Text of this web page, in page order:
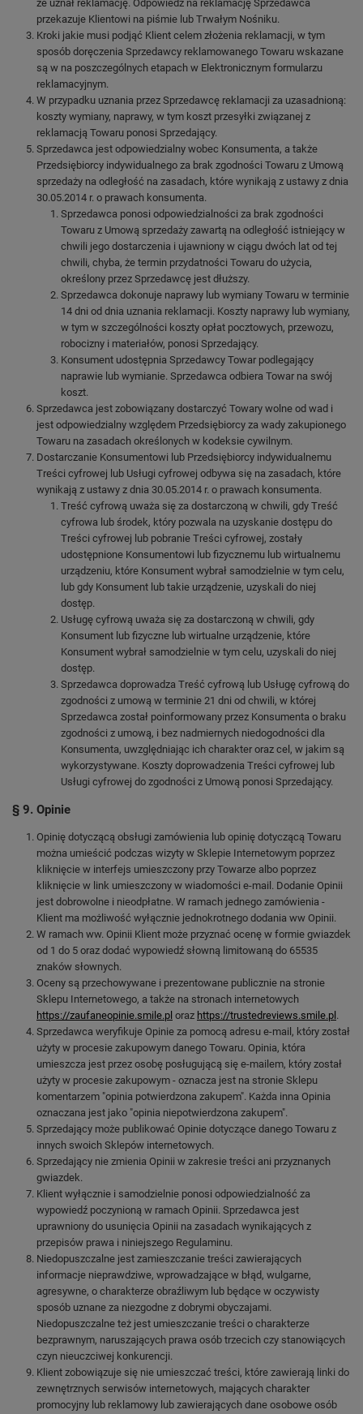
że uznał reklamację. Odpowiedź na reklamację Sprzedawca
przekazuje Klientowi na piśmie lub Trwałym Nośniku.
Kroki jakie musi podjąć Klient celem złożenia reklamacji, w tym
sposób doręczenia Sprzedawcy reklamowanego Towaru wskazane
są w na poszczególnych etapach w Elektronicznym formularzu
reklamacyjnym.
W przypadku uznania przez Sprzedawcę reklamacji za uzasadnioną:
koszty wymiany, naprawy, w tym koszt przesyłki związanej z
reklamacją Towaru ponosi Sprzedający.
Sprzedawca jest odpowiedzialny wobec Konsumenta, a także
Przedsiębiorcy indywidualnego za brak zgodności Towaru z Umową
sprzedaży na odległość na zasadach, które wynikają z ustawy z dnia
30.05.2014 r. o prawach konsumenta.
Sprzedawca ponosi odpowiedzialności za brak zgodności
Towaru z Umową sprzedaży zawartą na odległość istniejący w
chwili jego dostarczenia i ujawniony w ciągu dwóch lat od tej
chwili, chyba, że termin przydatności Towaru do użycia,
określony przez Sprzedawcę jest dłuższy.
Sprzedawca dokonuje naprawy lub wymiany Towaru w terminie
14 dni od dnia uznania reklamacji. Koszty naprawy lub wymiany,
w tym w szczególności koszty opłat pocztowych, przewozu,
robocizny i materiałów, ponosi Sprzedający.
Konsument udostępnia Sprzedawcy Towar podlegający
naprawie lub wymianie. Sprzedawca odbiera Towar na swój
koszt.
Sprzedawca jest zobowiązany dostarczyć Towary wolne od wad i
jest odpowiedzialny względem Przedsiębiorcy za wady zakupionego
Towaru na zasadach określonych w kodeksie cywilnym.
Dostarczanie Konsumentowi lub Przedsiębiorcy indywidualnemu
Treści cyfrowej lub Usługi cyfrowej odbywa się na zasadach, które
wynikają z ustawy z dnia 30.05.2014 r. o prawach konsumenta.
Treść cyfrową uważa się za dostarczoną w chwili, gdy Treść
cyfrowa lub środek, który pozwala na uzyskanie dostępu do
Treści cyfrowej lub pobranie Treści cyfrowej, zostały
udostępnione Konsumentowi lub fizycznemu lub wirtualnemu
urządzeniu, które Konsument wybrał samodzielnie w tym celu,
lub gdy Konsument lub takie urządzenie, uzyskali do niej
dostęp.
Usługę cyfrową uważa się za dostarczoną w chwili, gdy
Konsument lub fizyczne lub wirtualne urządzenie, które
Konsument wybrał samodzielnie w tym celu, uzyskali do niej
dostęp.
Sprzedawca doprowadza Treść cyfrową lub Usługę cyfrową do
zgodności z umową w terminie 21 dni od chwili, w której
Sprzedawca został poinformowany przez Konsumenta o braku
zgodności z umową, i bez nadmiernych niedogodności dla
Konsumenta, uwzględniając ich charakter oraz cel, w jakim są
wykorzystywane. Koszty doprowadzenia Treści cyfrowej lub
Usługi cyfrowej do zgodności z Umową ponosi Sprzedający.
§ 9. Opinie
Opinię dotyczącą obsługi zamówienia lub opinię dotyczącą Towaru
można umieścić podczas wizyty w Sklepie Internetowym poprzez
kliknięcie w interfejs umieszczony przy Towarze albo poprzez
kliknięcie w link umieszczony w wiadomości e-mail. Dodanie Opinii
jest dobrowolne i nieodpłatne. W ramach jednego zamówienia -
Klient ma możliwość wyłącznie jednokrotnego dodania ww Opinii.
W ramach ww. Opinii Klient może przyznać ocenę w formie gwiazdek
od 1 do 5 oraz dodać wypowiedź słowną limitowaną do 65535
znaków słownych.
Oceny są przechowywane i prezentowane publicznie na stronie
Sklepu Internetowego, a także na stronach internetowych
https://zaufaneopinie.smile.pl oraz https://trustedreviews.smile.pl .
Sprzedawca weryfikuje Opinie za pomocą adresu e-mail, który został
użyty w procesie zakupowym danego Towaru. Opinia, która
umieszcza jest przez osobę posługującą się e-mailem, który został
użyty w procesie zakupowym - oznacza jest na stronie Sklepu
komentarzem "opinia potwierdzona zakupem". Każda inna Opinia
oznaczana jest jako "opinia niepotwierdzona zakupem".
Sprzedający może publikować Opinie dotyczące danego Towaru z
innych swoich Sklepów internetowych.
Sprzedający nie zmienia Opinii w zakresie treści ani przyznanych
gwiazdek.
Klient wyłącznie i samodzielnie ponosi odpowiedzialność za
wypowiedź poczynioną w ramach Opinii. Sprzedawca jest
uprawniony do usunięcia Opinii na zasadach wynikających z
przepisów prawa i niniejszego Regulaminu.
Niedopuszczalne jest zamieszczanie treści zawierających
informacje nieprawdziwe, wprowadzające w błąd, wulgarne,
agresywne, o charakterze obraźliwym lub będące w oczywisty
sposób uznane za niezgodne z dobrymi obyczajami.
Niedopuszczalne też jest umieszczanie treści o charakterze
bezprawnym, naruszających prawa osób trzecich czy stanowiących
czyn nieuczciwej konkurencji.
Klient zobowiązuje się nie umieszczać treści, które zawierają linki do
zewnętrznych serwisów internetowych, mających charakter
promocyjny lub reklamowy lub zawierających dane osobowe osób